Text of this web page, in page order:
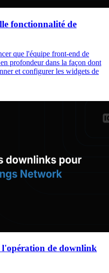
fonctionnalité de
que l'équipe front-end de
profondeur dans la façon dont
et configurer les widgets de
l'opération de downlink